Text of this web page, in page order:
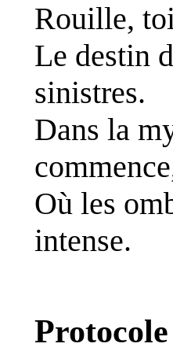
Rouille,
Le destin
sinistres.
Dans la
Où les
intense.
Protocole